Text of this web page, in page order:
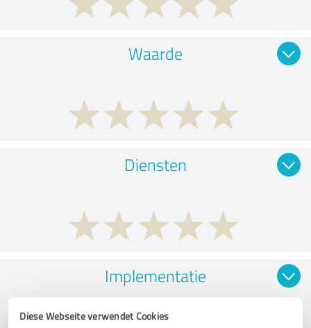
Diese Webseite verwendet Cookies
Waarde
Diensten
Implementatie